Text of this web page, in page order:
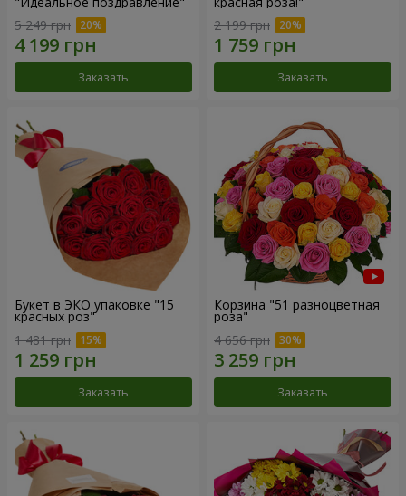
5 249 грн
Заказать
2 199 грн
Заказать
Букет в ЭКО упаковке "15
красных роз"
1 481 грн
Заказать
Корзина "51 разноцветная
роза"
4 656 грн
Заказать